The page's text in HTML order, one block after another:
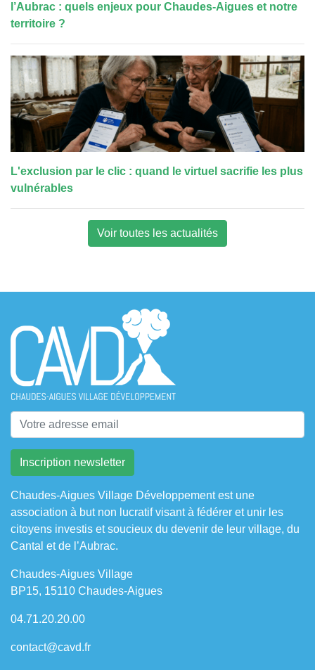
l’Aubrac : quels enjeux pour Chaudes-Aigues et notre
territoire ?
L'exclusion par le clic : quand le virtuel sacrifie les plus
vulnérables
Voir toutes les actualités
Chaudes-Aigues Village Développement est une
association à but non lucratif visant à fédérer et unir les
citoyens investis et soucieux du devenir de leur village, du
Cantal et de l’Aubrac.
Chaudes-Aigues Village
BP15, 15110 Chaudes-Aigues
04.71.20.20.00
contact@cavd.fr